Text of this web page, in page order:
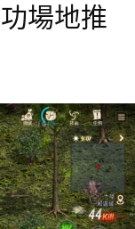
場地推